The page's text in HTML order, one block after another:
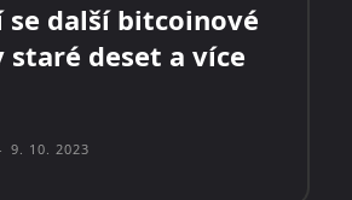
se další bitcoinové
staré deset a více
9. 10. 2023